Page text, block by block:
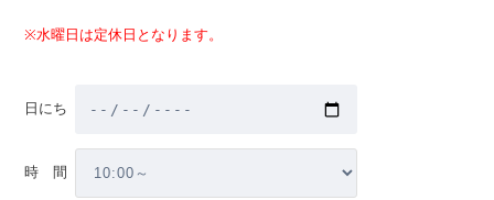
※水曜日は定休日となります。
日にち
時 間
中古購入
マンション